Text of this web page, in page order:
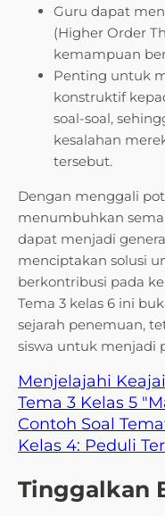
Guru dapat
(Higher Order
kemampuan
Penting untuk
konstruktif
soal-soal,
kesalahan
tersebut.
Dengan menggali
menumbuhkan
dapat menjadi
menciptakan solusi
berkontribusi pada
Tema 3 kelas 6 ini
sejarah penemuan,
siswa untuk menjadi
Menjelajahi
Tema 3 Kelas 5
Contoh Soal
Kelas 4: Peduli
Tinggalkan